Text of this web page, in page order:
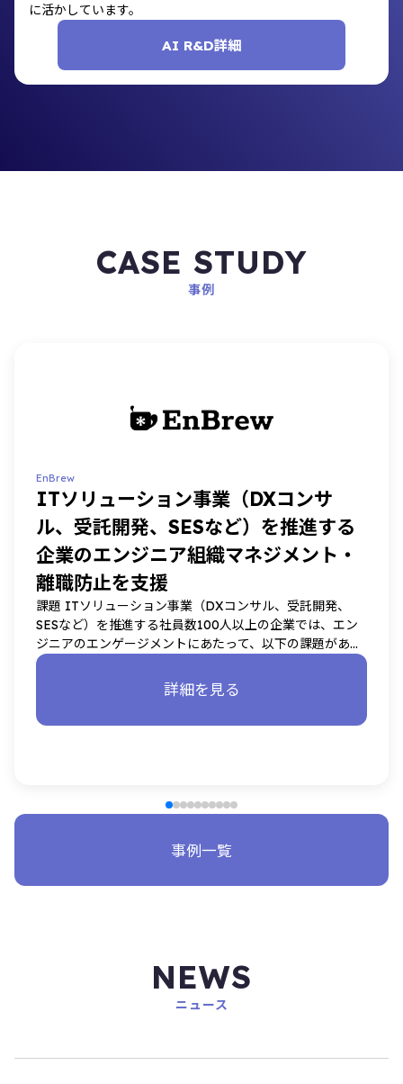
に活かしています。
AI R&D詳細
CASE STUDY
事例
EnBrew
ITソリューション事業（DXコンサ
ル、受託開発、SESなど）を推進する
企業のエンジニア組織マネジメント・
離職防止を支援
課題 ITソリューション事業（DXコンサル、受託開発、
SESなど）を推進する社員数100人以上の企業では、エン
ジニアのエンゲージメントにあたって、以下の課題があり
ました。 ソリューション 上記課題に対し、ログビーのエ
詳細を見る
事例一覧
NEWS
ニュース